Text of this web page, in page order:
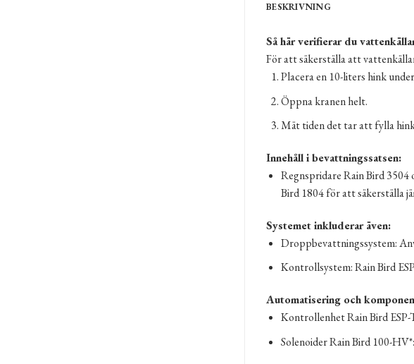
BESKRIVNING
Så här verifierar du
För att säkerställa att
Placera en 10-liters hink
Öppna kranen helt.
Mät tiden det tar att fylla
Innehåll i bevattningssatsen:
Regnspridare Rain Bird
Bird 1804 för att säkerställa
Systemet inkluderar även:
Droppbevattningssystem:
Kontrollsystem: Rain Bird
Automatisering och
Kontrollenhet Rain Bird
Solenoider Rain Bird 100-